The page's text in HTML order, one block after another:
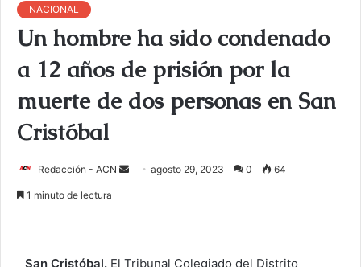
NACIONAL
Un hombre ha sido condenado
a 12 años de prisión por la
muerte de dos personas en San
Cristóbal
Redacción - ACN agosto 29, 2023 0 64
1 minuto de lectura
San Cristóbal. El Tribunal Colegiado del Distrito